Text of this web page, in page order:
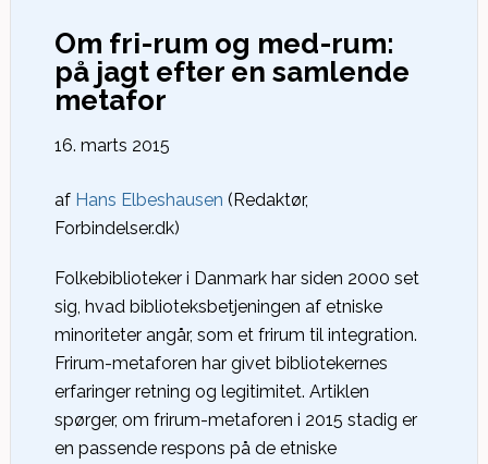
Om fri-rum og med-rum:
på jagt efter en samlende
metafor
16. marts 2015
af Hans Elbeshausen (Redaktør,
Forbindelser.dk)
Folkebiblioteker i Danmark har siden 2000 set
sig, hvad biblioteksbetjeningen af etniske
minoriteter angår, som et frirum til integration.
Frirum-metaforen har givet bibliotekernes
erfaringer retning og legitimitet. Artiklen
spørger, om frirum-metaforen i 2015 stadig er
en passende respons på de etniske